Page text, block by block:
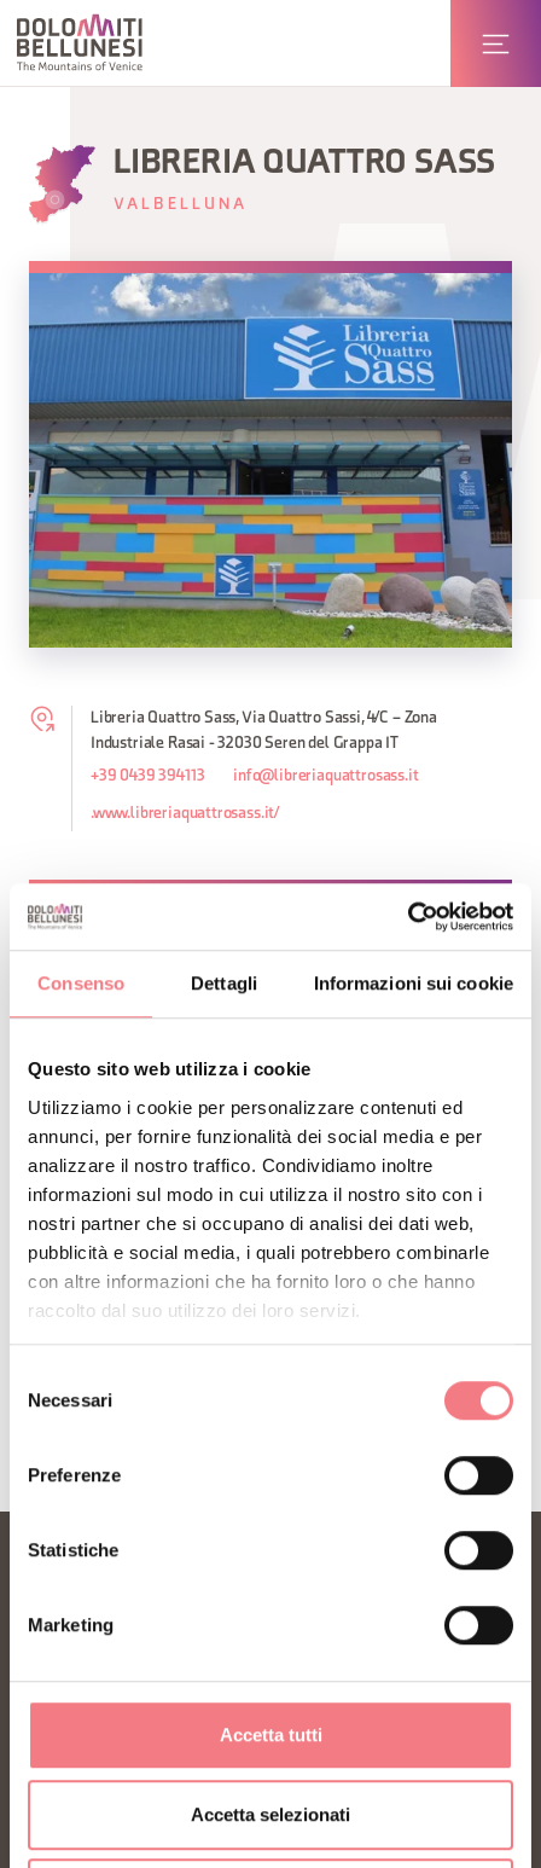
Consenso Dettagli Informazioni sui cookie
Questo sito web utilizza i cookie
Utilizziamo i cookie per personalizzare contenuti ed
annunci, per fornire funzionalità dei social media e per
analizzare il nostro traffico. Condividiamo inoltre
informazioni sul modo in cui utilizza il nostro sito con i
nostri partner che si occupano di analisi dei dati web,
pubblicità e social media, i quali potrebbero combinarle
con altre informazioni che ha fornito loro o che hanno
raccolto dal suo utilizzo dei loro servizi.
delNecessari
Preferenze
Statistiche
Marketing
Accetta tutti
Accetta selezionati
LIBRERIA QUATTRO SASS
VALBELLUNA
Libreria Quattro Sass, Via Quattro Sassi, 4/C – Zona
Industriale Rasai - 32030 Seren del Grappa IT
+39 0439 394113 info@libreriaquattrosass.it
.www.libreriaquattrosass.it/
RESTA IN CONTATTO
Iscriviti alla newsletter delle Dolomiti Bellunesi!
Riceverai notizie, informazioni, itinerari, idee e
consigli per la tua vacanza in ogni stagione.
ISCRIVITI ALLA NEWSLETTER
FONDAZIONE DMO DOLOMITI BELLUNESI
Piazza Santo Stefano 15/17
32100 Belluno - Italia